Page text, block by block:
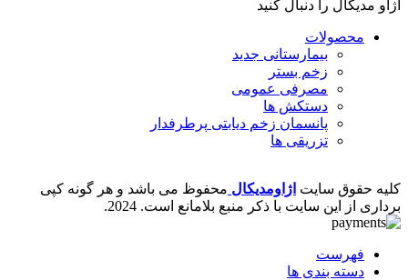
اژاو مدیکال را دنبال کنید
محصولات
بیمارستانی جدید
زخم بستر
مصرفی عمومی
دستکش ها
پانسمان زخم دیابتی پرطرفدار
تزریقی ها
کلیه حقوق سایت اژاومدیکال محفوظ می باشد و هر گونه کپی
برداری از این سایت با ذکر منبع بلامانع است. 2024.
فهرست
دسته بندی ها